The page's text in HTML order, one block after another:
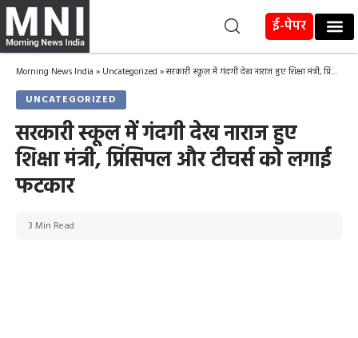
ई-पेपर
Morning News India » Uncategorized »सरकारी स्कूल में गंदगी देख नाराज हुए शिक्षा मंत्री, प्रिंसिपल और टीचर्स को लगाई फटकार
UNCATEGORIZED
सरकारी स्कूल में गंदगी देख नाराज हुए
शिक्षा मंत्री, प्रिंसिपल और टीचर्स को लगाई
फटकार
3 Min Read